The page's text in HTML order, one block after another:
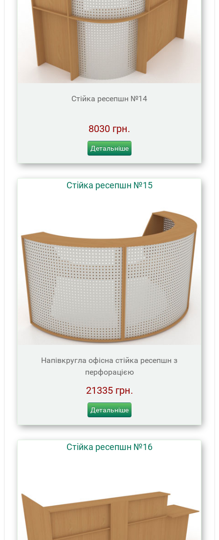
Стійка ресепшн №14
8030 грн.
Детальніше
Стійка ресепшн №15
Напівкругла офісна стійка ресепшн з
перфорацією
21335 грн.
Детальніше
Стійка ресепшн №16